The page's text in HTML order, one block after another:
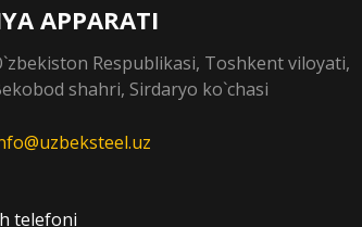
APPARATI
Respublikasi, Toshkent viloyati,
shahri, Sirdaryo ko`chasi
telefoni